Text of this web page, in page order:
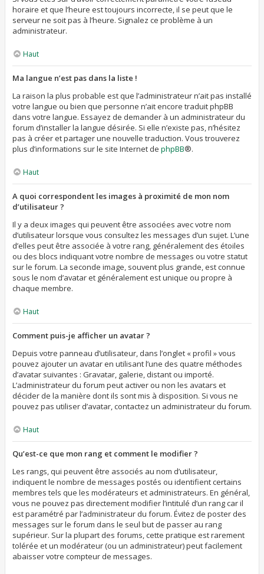
horaire et que l’heure est toujours incorrecte, il se peut que le
serveur ne soit pas à l’heure. Signalez ce problème à un
administrateur.
Haut
Ma langue n’est pas dans la liste !
La raison la plus probable est que l’administrateur n’ait pas installé
votre langue ou bien que personne n’ait encore traduit phpBB
dans votre langue. Essayez de demander à un administrateur du
forum d’installer la langue désirée. Si elle n’existe pas, n’hésitez
pas à créer et partager une nouvelle traduction. Vous trouverez
plus d’informations sur le site Internet de phpBB®.
Haut
A quoi correspondent les images à proximité de mon nom
d’utilisateur ?
Il y a deux images qui peuvent être associées avec votre nom
d’utilisateur lorsque vous consultez les messages d’un sujet. L’une
d’elles peut être associée à votre rang, généralement des étoiles
ou des blocs indiquant votre nombre de messages ou votre statut
sur le forum. La seconde image, souvent plus grande, est connue
sous le nom d’avatar et généralement est unique ou propre à
chaque membre.
Haut
Comment puis-je afficher un avatar ?
Depuis votre panneau d’utilisateur, dans l’onglet « profil » vous
pouvez ajouter un avatar en utilisant l’une des quatre méthodes
d’avatar suivantes : Gravatar, galerie, distant ou importé.
L’administrateur du forum peut activer ou non les avatars et
décider de la manière dont ils sont mis à disposition. Si vous ne
pouvez pas utiliser d’avatar, contactez un administrateur du forum.
Haut
Qu’est-ce que mon rang et comment le modifier ?
Les rangs, qui peuvent être associés au nom d’utilisateur,
indiquent le nombre de messages postés ou identifient certains
membres tels que les modérateurs et administrateurs. En général,
vous ne pouvez pas directement modifier l’intitulé d’un rang car il
est paramétré par l’administrateur du forum. Évitez de poster des
messages sur le forum dans le seul but de passer au rang
supérieur. Sur la plupart des forums, cette pratique est rarement
tolérée et un modérateur (ou un administrateur) peut facilement
abaisser votre compteur de messages.